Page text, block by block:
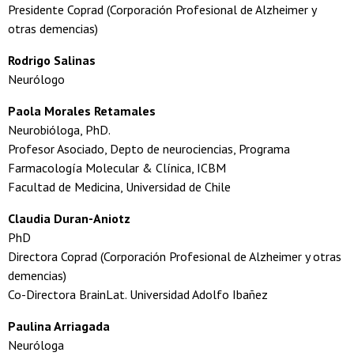
Presidente Coprad (Corporación Profesional de Alzheimer y
otras demencias)
Rodrigo Salinas
Neurólogo
Paola Morales Retamales
Neurobióloga, PhD.
Profesor Asociado, Depto de neurociencias, Programa
Farmacología Molecular & Clínica, ICBM
Facultad de Medicina, Universidad de Chile
Claudia Duran-Aniotz
PhD
Directora Coprad (Corporación Profesional de Alzheimer y otras
demencias)
Co-Directora BrainLat. Universidad Adolfo Ibañez
Paulina Arriagada
Neuróloga